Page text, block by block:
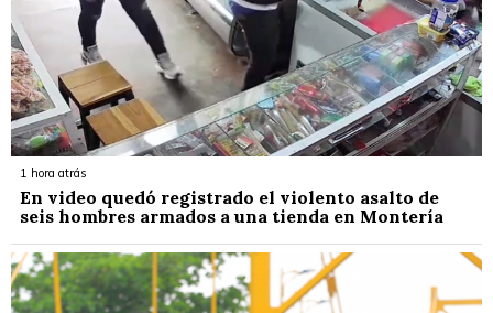
1 hora atrás
En video quedó registrado el violento asalto de
seis hombres armados a una tienda en Montería